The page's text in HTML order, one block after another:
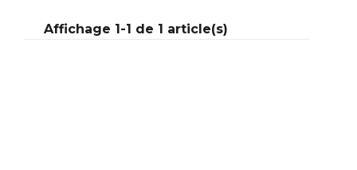
Affichage 1-1 de 1 article(s)